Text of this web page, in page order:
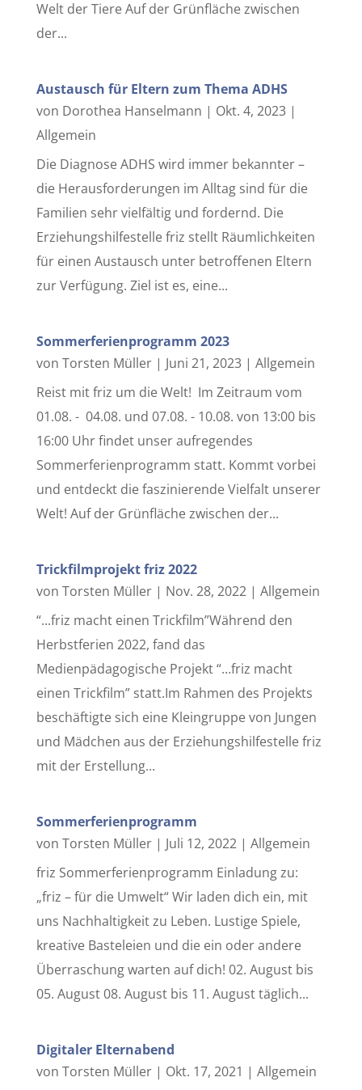
Welt der Tiere Auf der Grünfläche zwischen
der...
Austausch für Eltern zum Thema ADHS
von Dorothea Hanselmann | Okt. 4, 2023|
Allgemein
Die Diagnose ADHS wird immer bekannter –
die Herausforderungen im Alltag sind für die
Familien sehr vielfältig und fordernd. Die
Erziehungshilfestelle friz stellt Räumlichkeiten
für einen Austausch unter betroffenen Eltern
zur Verfügung. Ziel ist es, eine...
Sommerferienprogramm 2023
von Torsten Müller| Juni 21, 2023| Allgemein
Reist mit friz um die Welt! Im Zeitraum vom
01.08. - 04.08. und 07.08. - 10.08. von 13:00 bis
16:00 Uhr findet unser aufregendes
Sommerferienprogramm statt. Kommt vorbei
und entdeckt die faszinierende Vielfalt unserer
Welt! Auf der Grünfläche zwischen der...
Trickfilmprojekt friz 2022
von Torsten Müller| Nov. 28, 2022| Allgemein
“...friz macht einen Trickfilm”Während den
Herbstferien 2022, fand das
Medienpädagogische Projekt “…friz macht
einen Trickfilm” statt.Im Rahmen des Projekts
beschäftigte sich eine Kleingruppe von Jungen
und Mädchen aus der Erziehungshilfestelle friz
mit der Erstellung...
Sommerferienprogramm
von Torsten Müller| Juli 12, 2022| Allgemein
friz Sommerferienprogramm Einladung zu:
„friz – für die Umwelt“ Wir laden dich ein, mit
uns Nachhaltigkeit zu Leben. Lustige Spiele,
kreative Basteleien und die ein oder andere
Überraschung warten auf dich! 02. August bis
05. August 08. August bis 11. August täglich...
Digitaler Elternabend
von Torsten Müller| Okt. 17, 2021 | Allgemein